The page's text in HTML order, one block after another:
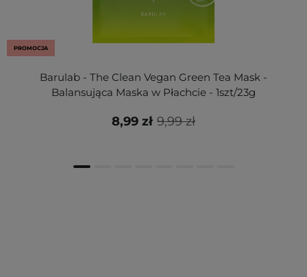
PROMOCJA
Barulab - The Clean Vegan Green Tea Mask -
Balansująca Maska w Płachcie - 1szt/23g
9,99 zł
8,99 zł